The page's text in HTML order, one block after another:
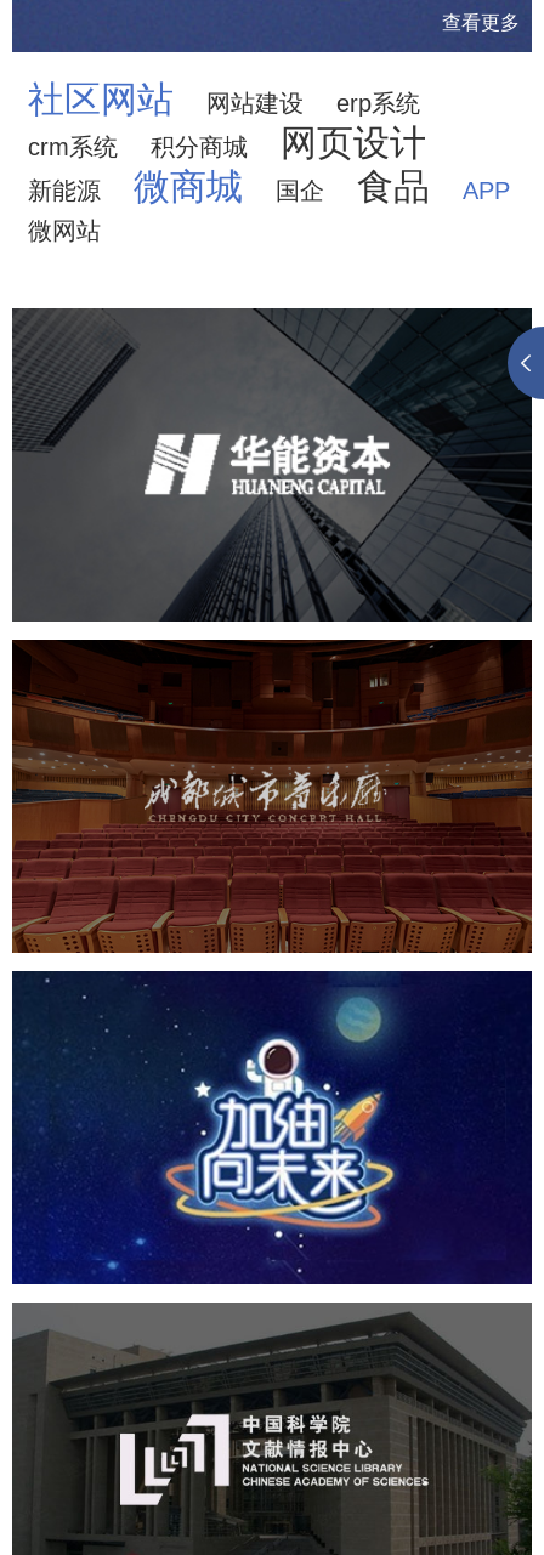
查看更多
社区网站 网站建设
erp系统
crm系统
积分商城 网页设计
新能源 微商城 国企 食品
APP
微网站
小程序 微信公众号 定制开发
成都城市音乐厅
机构组织 品牌官网 网站建设 小程序 网站设计
CCTV1 加油向未来
培训教育 小程序 定制开发
中国科学院文献情报中心
网站建设 虚拟展厅
数字博物馆建设
展厅空间设计